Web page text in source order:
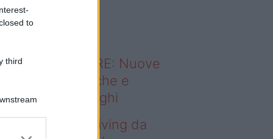
to
third
sapevi che...
ABITARE: Nuove
domestiche e
dei luoghi
– Avere un living da